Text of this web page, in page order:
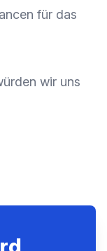
für das
wir uns